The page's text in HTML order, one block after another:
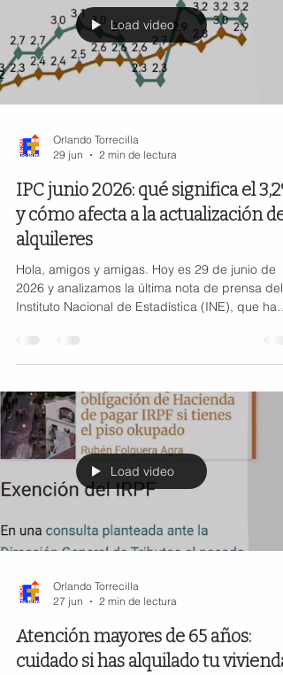
además son cada vez más elaborad
Load video
Orlando Torrecilla
29 jun
2 min de lectura
IPC junio 2026: qué significa el 3,2%
y cómo afecta a la actualización de
alquileres
Hola, amigos y amigas. Hoy es 29 de junio de
2026 y analizamos la última nota de prensa del
Instituto Nacional de Estadística (INE), que ha
Precios de Consumo (IPC) correspondiente a
junio de 2026. 📊 Datos clave del IPC en junio
anual del IPC se sitúa en el 3,2%, exactamente
misma cifra que ya se registró en mayo. Por su
parte, la inflación subyacente —que excluye
alimentos n
Load video
Orlando Torrecilla
27 jun
2 min de lectura
Atención mayores de 65 años:
cuidado si has alquilado tu vivienda